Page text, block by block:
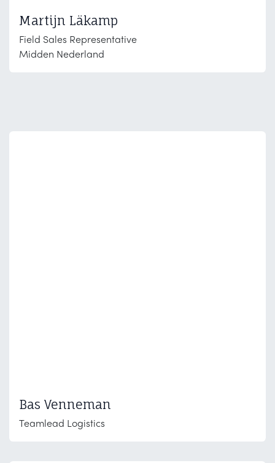
Martijn Läkamp
Field Sales Representative
Midden Nederland
Bas Venneman
Teamlead Logistics